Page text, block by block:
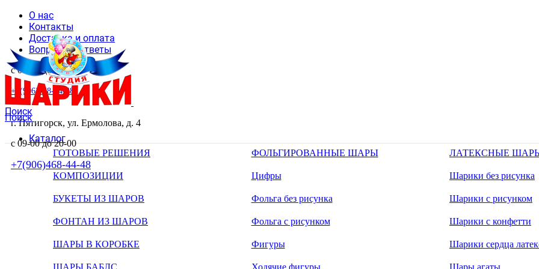
О нас
Контакты
Доставка и оплата
Вопросы и ответы
с 09-00 до 20-00
+7(906)468-44-48
Поиск
г. Пятигорск, ул. Ермолова, д. 4
с 09-00 до 20-00
+7(906)468-44-48
Поиск
Каталог
ГОТОВЫЕ РЕШЕНИЯ
КОМПОЗИЦИИ
БУКЕТЫ ИЗ ШАРОВ
ФОНТАН ИЗ ШАРОВ
ШАРЫ В КОРОБКЕ
ШАРЫ БАБЛС
ФОЛЬГИРОВАННЫЕ ШАРЫ
Цифры
Фольга без рисунка
Фольга с рисунком
Фигуры
Ходячие фигуры
ЛАТЕКСНЫЕ
Шарики без рисунка
Шарики с рисунком
Шарики с конфетти
Шарики сердца
Шары агаты